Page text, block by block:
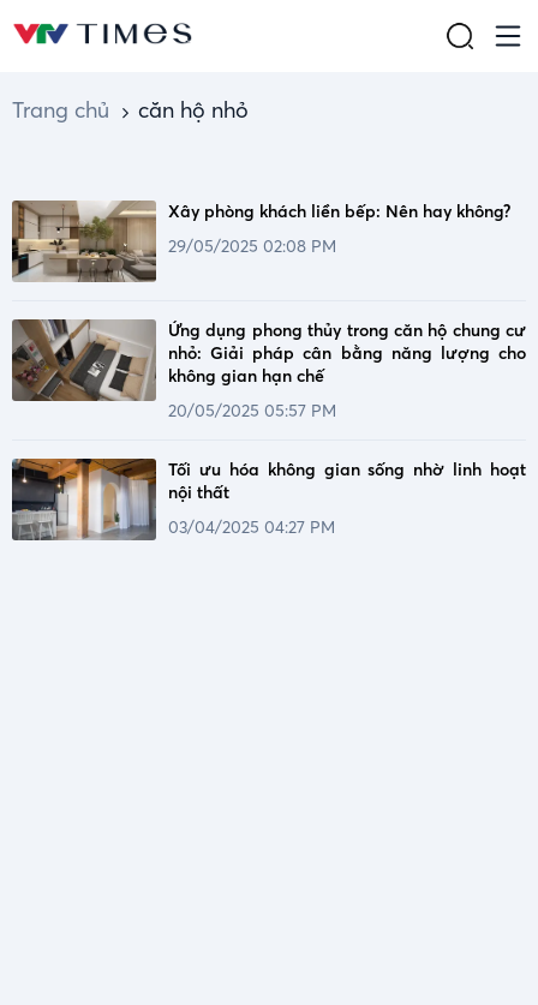
Trang chủ căn hộ nhỏ
Xây phòng khách liền bếp: Nên hay không?
29/05/2025 02:08 PM
Ứng dụng phong thủy trong căn hộ chung cư
nhỏ: Giải pháp cân bằng năng lượng cho
không gian hạn chế
20/05/2025 05:57 PM
Tối ưu hóa không gian sống nhờ linh hoạt
nội thất
03/04/2025 04:27 PM